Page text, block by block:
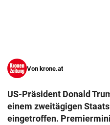
Von krone.at
US-Präsident Donald
einem zweitägigen
eingetroffen.